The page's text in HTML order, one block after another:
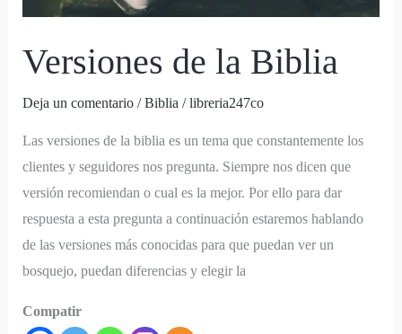
Versiones de la Biblia
Deja un comentario /Biblia /libreria247co
Las versiones de la biblia es un tema que constantemente los
clientes y seguidores nos pregunta. Siempre nos dicen que
versión recomiendan o cual es la mejor. Por ello para dar
respuesta a esta pregunta a continuación estaremos hablando
de las versiones más conocidas para que puedan ver un
bosquejo, puedan diferencias y elegir la
Compatir